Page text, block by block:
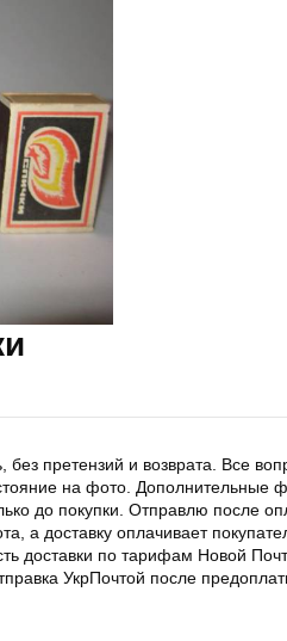
без претензий и возврата. Все
на фото. Дополнительные
до покупки. Отправлю после
а доставку оплачивает
доставки по тарифам Новой
УкрПочтой после